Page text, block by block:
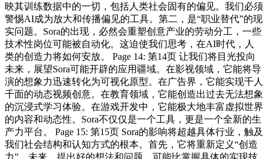
映其训练数据中的一切，包括人类社会固有的偏见。我们必须
警惕AI成为放大和传播偏见的工具。第二，是“职业替代”的现
实问题。Sora的出现，必然会重塑创意产业的劳动分工，一些
技术性岗位可能被自动化。这迫使我们思考，在AI时代，人
类的创造力将如何安放。 Page 14: 第14页 让我们将目光投向
未来，展望Sora可能开辟的应用疆域。在影视领域，它能将导
演的想象力迅速转化为可视化原型。在广告界，它能实现千人
千面的动态视频创意。在教育领域，它能创造出过去无法想象
的沉浸式学习体验。在游戏开发中，它能极大地丰富虚拟世界
的内容和动态性。Sora不仅仅是一个工具，更是一个全新的生
产力平台。 Page 15: 第15页 Sora的影响将超越具体行业，触及
我们社会结构和认知方式的根本。首先，它将重新定义“创造
力”，未来，提出好的想法和问题，可能比掌握具体的实现技